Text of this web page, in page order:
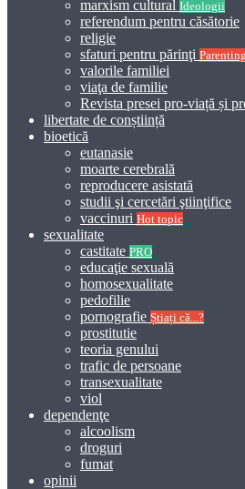
marxism cultural Ideologii
referendum pentru căsătorie
religie
sfaturi pentru părinţi Parenting
valorile familiei
viaţa de familie
Revista presei pro-viață și
libertate de conștiință
bioetică
eutanasie
moarte cerebrală
reproducere asistată
studii şi cercetări ştiinţifice
vaccinuri Hot topic
sexualitate
castitate PRO
educaţie sexuală
homosexualitate
pedofilie
pornografie Știați că...?
prostitutie
teoria genului
trafic de persoane
transexualitate
viol
dependenţe
alcoolism
droguri
fumat
opinii